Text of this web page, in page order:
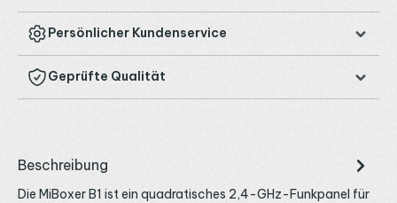
Persönlicher Kundenservice
Geprüfte Qualität
Beschreibung
Die MiBoxer B1 ist ein quadratisches 2,4-GHz-Funkpanel für